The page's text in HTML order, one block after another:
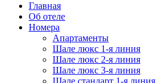
Главная
Об отеле
Номера
Апартаменты
Шале люкс 1-я линия
Шале люкс 2-я линия
Шале люкс 3-я линия
Шале стандарт 1-я линия